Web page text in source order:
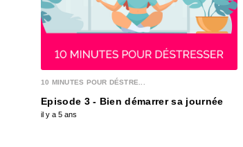
10 MINUTES POUR DÉSTRE...
Episode 3 - Bien démarrer sa journée
il y a 5 ans